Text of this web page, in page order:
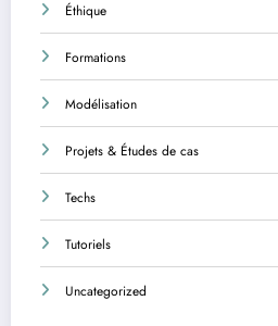
Éthique
Formations
Modélisation
Projets & Études de cas
Techs
Tutoriels
Uncategorized